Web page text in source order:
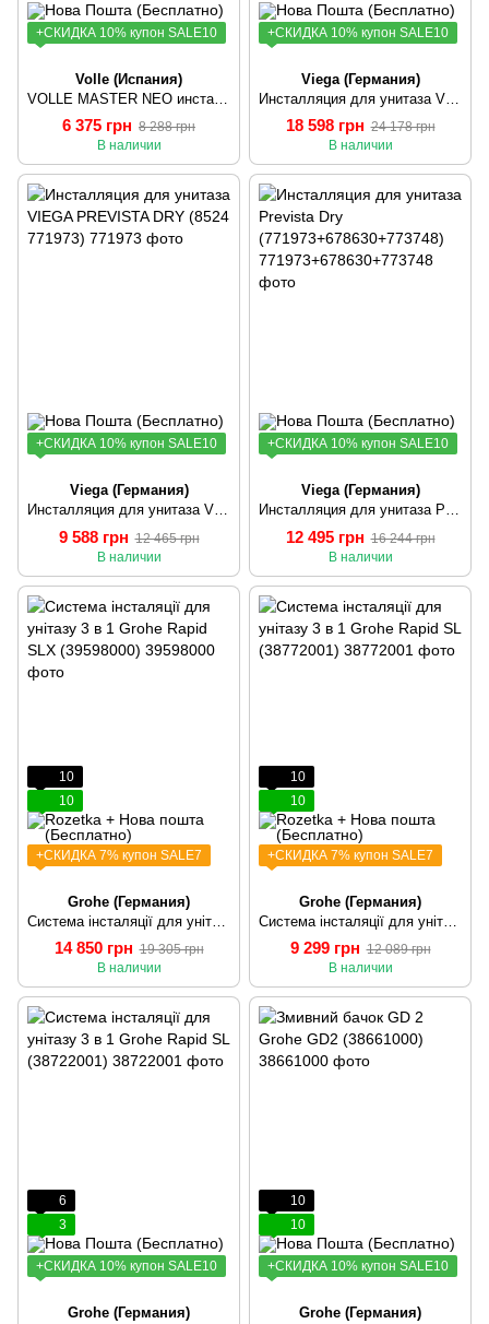
+СКИДКА 10% купон SALE10
Volle (Иcпания)
6 375 грн 8 288 грн
В наличии
+СКИДКА 10% купон SALE10
Viega (Германия)
18 598 грн 24 178 грн
В наличии
+СКИДКА 10% купон SALE10
Viega (Германия)
Инсталляция для унитаза VIEGA PREVISTA DRY (8524 771973)
9 588 грн 12 465 грн
В наличии
+СКИДКА 10% купон SALE10
Viega (Германия)
Инсталляция для унитаза Prevista Dry (771973+678630+773748)
12 495 грн 16 244 грн
В наличии
10
10
+СКИДКА 7% купон SALE7
Grohe (Германия)
14 850 грн 19 305 грн
В наличии
10
10
+СКИДКА 7% купон SALE7
Grohe (Германия)
9 299 грн 12 089 грн
В наличии
6
3
+СКИДКА 10% купон SALE10
Grohe (Германия)
10
10
+СКИДКА 10% купон SALE10
Grohe (Германия)